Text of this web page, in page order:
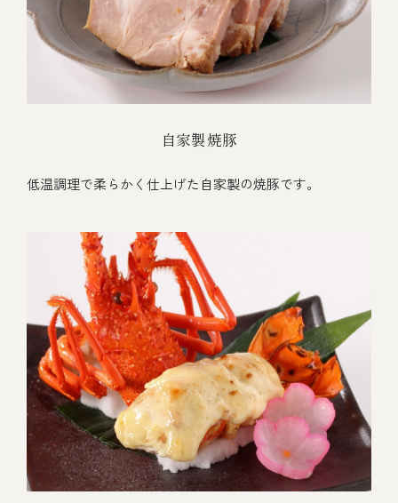
自家製焼豚
低温調理で柔らかく仕上げた自家製の焼豚です。